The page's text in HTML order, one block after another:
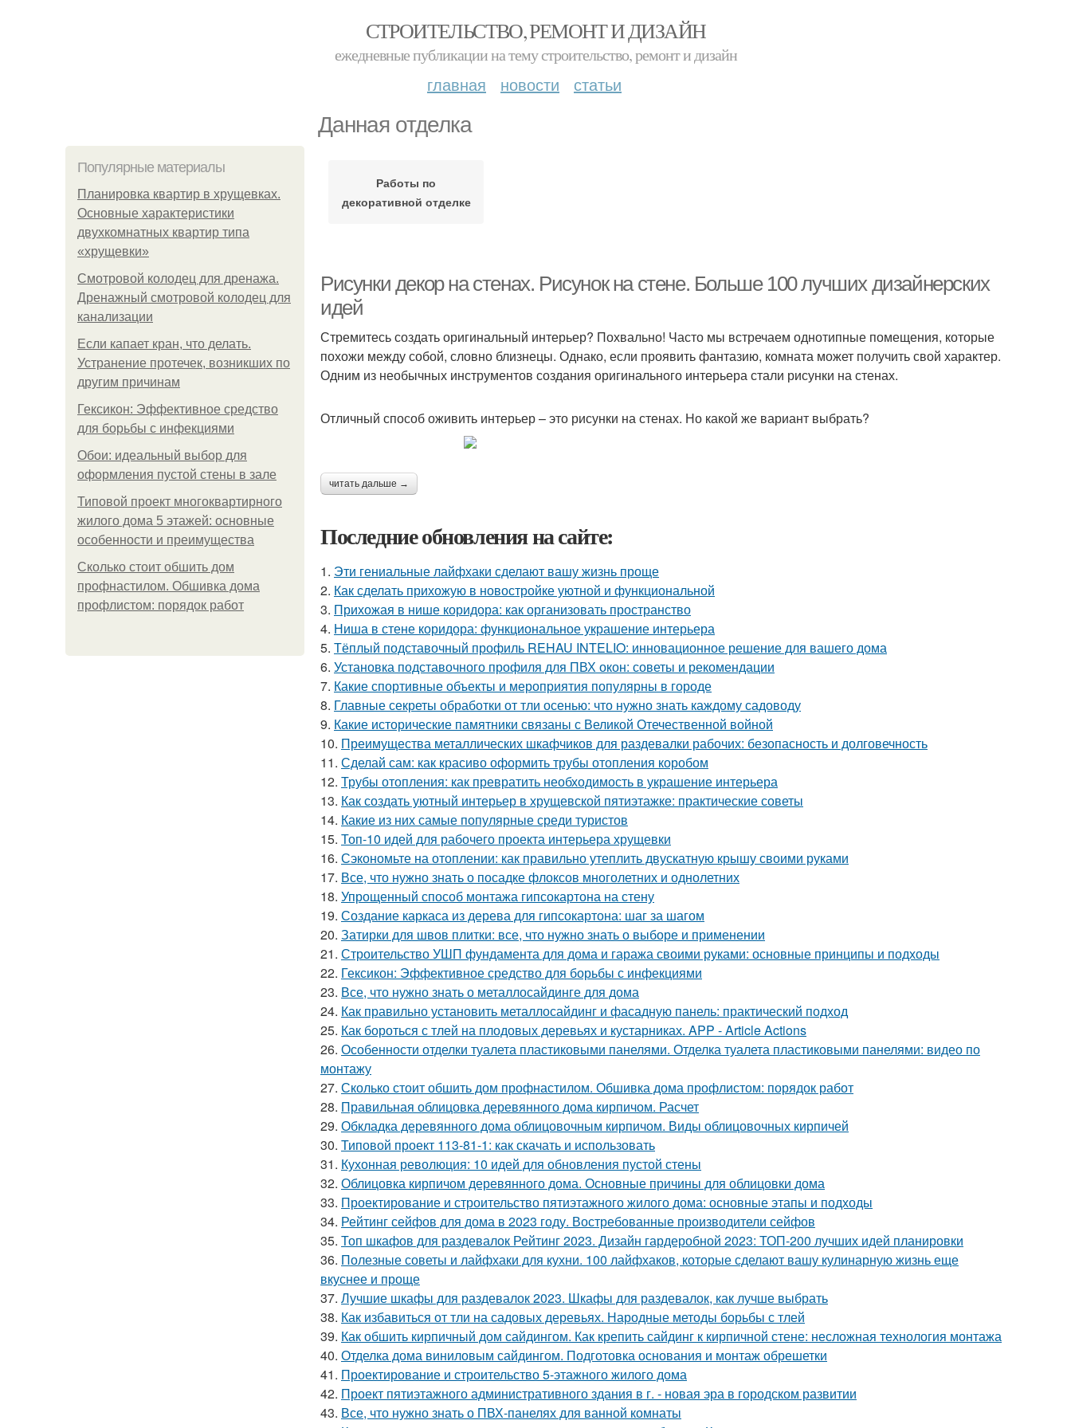
СТРОИТЕЛЬСТВО, РЕМОНТ И ДИЗАЙН
ежедневные публикации на тему строительство, ремонт и дизайн
главная новости статьи
Данная отделка
Популярные материалы
Планировка квартир в хрущевках.
Основные характеристики
двухкомнатных квартир типа
«хрущевки»
Смотровой колодец для дренажа.
Дренажный смотровой колодец для
канализации
Если капает кран, что делать.
Устранение протечек, возникших по
другим причинам
Гексикон: Эффективное средство
для борьбы с инфекциями
Обои: идеальный выбор для
оформления пустой стены в зале
Типовой проект многоквартирного
жилого дома 5 этажей: основные
особенности и преимущества
Сколько стоит обшить дом
профнастилом. Обшивка дома
профлистом: порядок работ
Работы по
декоративной отделке
Рисунки декор на стенах. Рисунок на стене. Больше 100 лучших дизайнерских
идей
Стремитесь создать оригинальный интерьер? Похвально! Часто мы встречаем однотипные помещения, которые
похожи между собой, словно близнецы. Однако, если проявить фантазию, комната может получить свой характер.
Одним из необычных инструментов создания оригинального интерьера стали рисунки на стенах.
Отличный способ оживить интерьер – это рисунки на стенах. Но какой же вариант выбрать?
читать дальше →
Последние обновления на сайте:
1. Эти гениальные лайфхаки сделают вашу жизнь проще
2. Как сделать прихожую в новостройке уютной и функциональной
3. Прихожая в нише коридора: как организовать пространство
4. Ниша в стене коридора: функциональное украшение интерьера
5. Тёплый подставочный профиль REHAU INTELIO: инновационное решение для вашего дома
6. Установка подставочного профиля для ПВХ окон: советы и рекомендации
7. Какие спортивные объекты и мероприятия популярны в городе
8. Главные секреты обработки от тли осенью: что нужно знать каждому садоводу
9. Какие исторические памятники связаны с Великой Отечественной войной
10. Преимущества металлических шкафчиков для раздевалки рабочих: безопасность и долговечность
11. Сделай сам: как красиво оформить трубы отопления коробом
12. Трубы отопления: как превратить необходимость в украшение интерьера
13. Как создать уютный интерьер в хрущевской пятиэтажке: практические советы
14. Какие из них самые популярные среди туристов
15. Топ-10 идей для рабочего проекта интерьера хрущевки
16. Сэкономьте на отоплении: как правильно утеплить двускатную крышу своими руками
17. Все, что нужно знать о посадке флоксов многолетних и однолетних
18. Упрощенный способ монтажа гипсокартона на стену
19. Создание каркаса из дерева для гипсокартона: шаг за шагом
20. Затирки для швов плитки: все, что нужно знать о выборе и применении
21. Строительство УШП фундамента для дома и гаража своими руками: основные принципы и подходы
22. Гексикон: Эффективное средство для борьбы с инфекциями
23. Все, что нужно знать о металлосайдинге для дома
24. Как правильно установить металлосайдинг и фасадную панель: практический подход
25. Как бороться с тлей на плодовых деревьях и кустарниках. APP - Article Actions
26. Особенности отделки туалета пластиковыми панелями. Отделка туалета пластиковыми панелями: видео по
монтажу
27. Сколько стоит обшить дом профнастилом. Обшивка дома профлистом: порядок работ
28. Правильная облицовка деревянного дома кирпичом. Расчет
29. Обкладка деревянного дома облицовочным кирпичом. Виды облицовочных кирпичей
30. Типовой проект 113-81-1: как скачать и использовать
31. Кухонная революция: 10 идей для обновления пустой стены
32. Облицовка кирпичом деревянного дома. Основные причины для облицовки дома
33. Проектирование и строительство пятиэтажного жилого дома: основные этапы и подходы
34. Рейтинг сейфов для дома в 2023 году. Востребованные производители сейфов
35. Топ шкафов для раздевалок Рейтинг 2023. Дизайн гардеробной 2023: ТОП-200 лучших идей планировки
36. Полезные советы и лайфхаки для кухни. 100 лайфхаков, которые сделают вашу кулинарную жизнь еще
вкуснее и проще
37. Лучшие шкафы для раздевалок 2023. Шкафы для раздевалок, как лучше выбрать
38. Как избавиться от тли на садовых деревьях. Народные методы борьбы с тлей
39. Как обшить кирпичный дом сайдингом. Как крепить сайдинг к кирпичной стене: несложная технология монтажа
40. Отделка дома виниловым сайдингом. Подготовка основания и монтаж обрешетки
41. Проектирование и строительство 5-этажного жилого дома
42. Проект пятиэтажного административного здания в г. - новая эра в городском развитии
43. Все, что нужно знать о ПВХ-панелях для ванной комнаты